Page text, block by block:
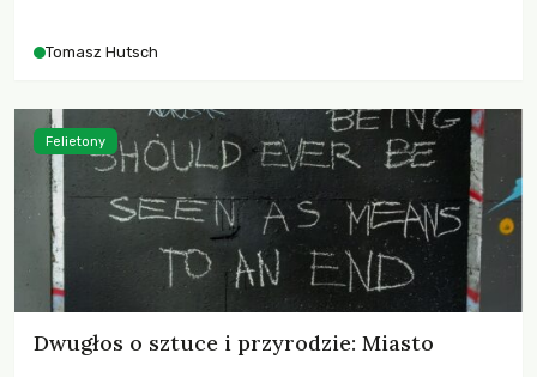
największych katastrof w swoich dziejach.
Tomasz Hutsch
Dwugłos o sztuce i przyrodzie: Miasto
Felietony